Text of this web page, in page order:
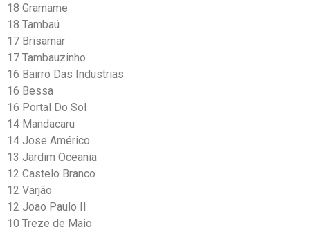
18 Gramame
18 Tambaú
17 Brisamar
17 Tambauzinho
16 Bairro Das Industrias
16 Bessa
16 Portal Do Sol
14 Mandacaru
14 Jose Américo
13 Jardim Oceania
12 Castelo Branco
12 Varjão
12 Joao Paulo II
10 Treze de Maio